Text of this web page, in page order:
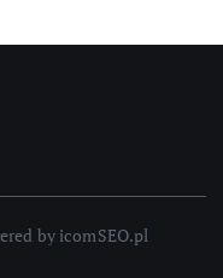
by icomSEO.pl